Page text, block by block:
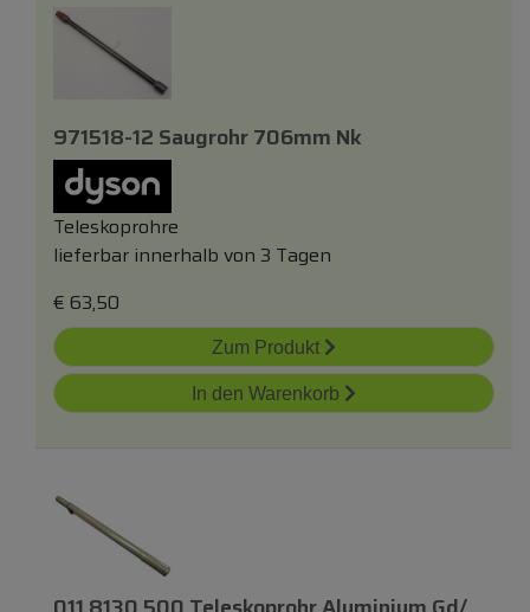
971518-12 Saugrohr 706mm Nk
Teleskoprohre
lieferbar innerhalb von 3 Tagen
€ 63,50
Zum Produkt
In den Warenkorb